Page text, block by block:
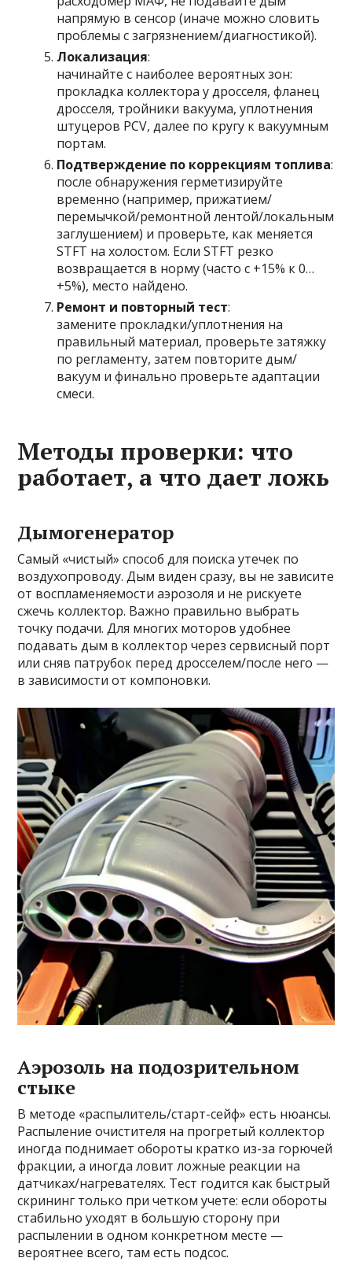
напрямую в сенсор (иначе можно словить
проблемы с загрязнением/диагностикой).
Локализация:
начинайте с наиболее вероятных зон:
прокладка коллектора у дросселя, фланец
дросселя, тройники вакуума, уплотнения
штуцеров PCV, далее по кругу к вакуумным
портам.
Подтверждение по коррекциям топлива:
после обнаружения герметизируйте
временно (например, прижатием/
перемычкой/ремонтной лентой/локальным
заглушением) и проверьте, как меняется
STFT на холостом. Если STFT резко
возвращается в норму (часто с +15% к 0…
+5%), место найдено.
Ремонт и повторный тест:
замените прокладки/уплотнения на
правильный материал, проверьте затяжку
по регламенту, затем повторите дым/
вакуум и финально проверьте адаптации
смеси.
Методы проверки: что
работает, а что дает ложь
Дымогенератор
Самый «чистый» способ для поиска утечек по
воздухопроводу. Дым виден сразу, вы не зависите
от воспламеняемости аэрозоля и не рискуете
сжечь коллектор. Важно правильно выбрать
точку подачи. Для многих моторов удобнее
подавать дым в коллектор через сервисный порт
или сняв патрубок перед дросселем/после него —
в зависимости от компоновки.
Аэрозоль на подозрительном
стыке
В методе «распылитель/старт-сейф» есть нюансы.
Распыление очистителя на прогретый коллектор
иногда поднимает обороты кратко из-за горючей
фракции, а иногда ловит ложные реакции на
датчиках/нагревателях. Тест годится как быстрый
скрининг только при четком учете: если обороты
стабильно уходят в большую сторону при
распылении в одном конкретном месте —
вероятнее всего, там есть подсос.